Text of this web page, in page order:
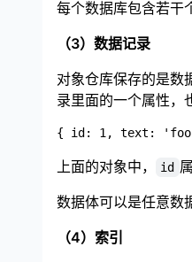
每个数据库包含若干
（3）数据记录
对象仓库保存的是数
录里面的一个属性，
上面的对象中， id
数据体可以是任意数
（4）索引